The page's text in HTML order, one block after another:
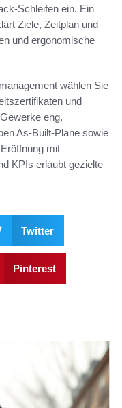
Schleifen ein. Ein
Ziele, Zeitplan und
und ergonomische
wählen Sie
und
eng,
As-Built-Pläne sowie
mit
KPIs erlaubt gezielte
Twitter
Pinterest